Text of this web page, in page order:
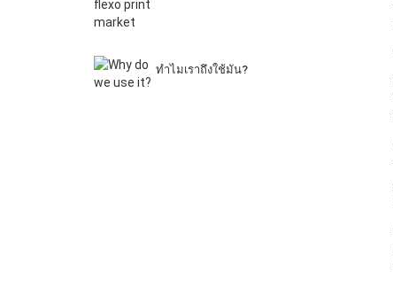
ทําไมเราถึงใช้มัน?